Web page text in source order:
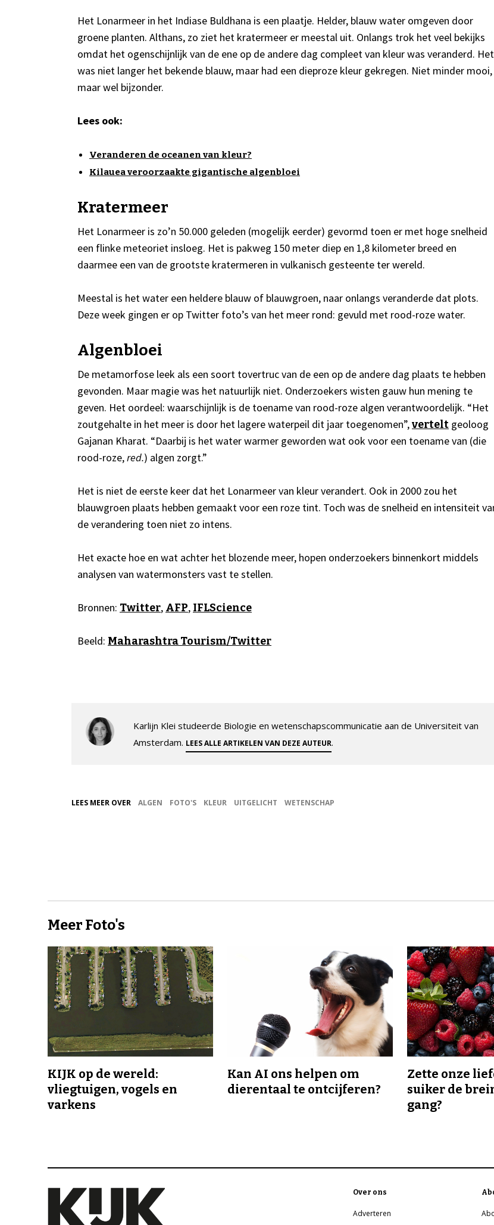
Het Lonarmeer in het Indiase Buldhana is een plaatje. Helder, blauw water omgeven door
groene planten. Althans, zo ziet het kratermeer er meestal uit. Onlangs trok het veel bekijks
omdat het ogenschijnlijk van de ene op de andere dag compleet van kleur was veranderd. Het
was niet langer het bekende blauw, maar had een dieproze kleur gekregen. Niet minder mooi,
maar wel bijzonder.
Lees ook:
Veranderen de oceanen van kleur?
Kilauea veroorzaakte gigantische algenbloei
Kratermeer
Het Lonarmeer is zo’n 50.000 geleden (mogelijk eerder) gevormd toen er met hoge snelheid
een flinke meteoriet insloeg. Het is pakweg 150 meter diep en 1,8 kilometer breed en
daarmee een van de grootste kratermeren in vulkanisch gesteente ter wereld.
Meestal is het water een heldere blauw of blauwgroen, naar onlangs veranderde dat plots.
Deze week gingen er op Twitter foto’s van het meer rond: gevuld met rood-roze water.
Algenbloei
De metamorfose leek als een soort tovertruc van de een op de andere dag plaats te hebben
gevonden. Maar magie was het natuurlijk niet. Onderzoekers wisten gauw hun mening te
geven. Het oordeel: waarschijnlijk is de toename van rood-roze algen verantwoordelijk. “Het
zoutgehalte in het meer is door het lagere waterpeil dit jaar toegenomen”,vertelt geoloog
Gajanan Kharat. “Daarbij is het water warmer geworden wat ook voor een toename van (die
rood-roze,red.) algen zorgt.”
Het is niet de eerste keer dat het Lonarmeer van kleur verandert. Ook in 2000 zou het
blauwgroen plaats hebben gemaakt voor een roze tint. Toch was de snelheid en intensiteit
de verandering toen niet zo intens.
Het exacte hoe en wat achter het blozende meer, hopen onderzoekers binnenkort middels
analysen van watermonsters vast te stellen.
Bronnen: Twitter, AFP, IFLScience
Beeld: Maharashtra Tourism/Twitter
Karlijn Klei studeerde Biologie en wetenschapscommunicatie aan de Universiteit van
Amsterdam. LEES ALLE ARTIKELEN VAN DEZE AUTEUR.
LEES MEER OVER ALGEN FOTO'S KLEUR UITGELICHT WETENSCHAP
Meer Foto's
KIJK op de wereld:
vliegtuigen, vogels en
varkens
Kan AI ons helpen om
dierentaal te ontcijferen?
Zette onze
suiker de
gang?
Over ons
Adverteren